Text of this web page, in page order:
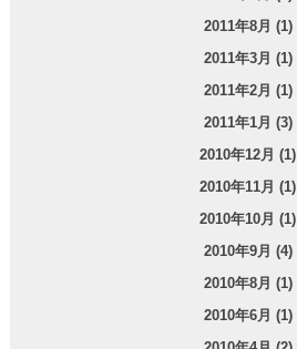
2011年8月 (1)
2011年3月 (1)
2011年2月 (1)
2011年1月 (3)
2010年12月 (1)
2010年11月 (1)
2010年10月 (1)
2010年9月 (4)
2010年8月 (1)
2010年6月 (1)